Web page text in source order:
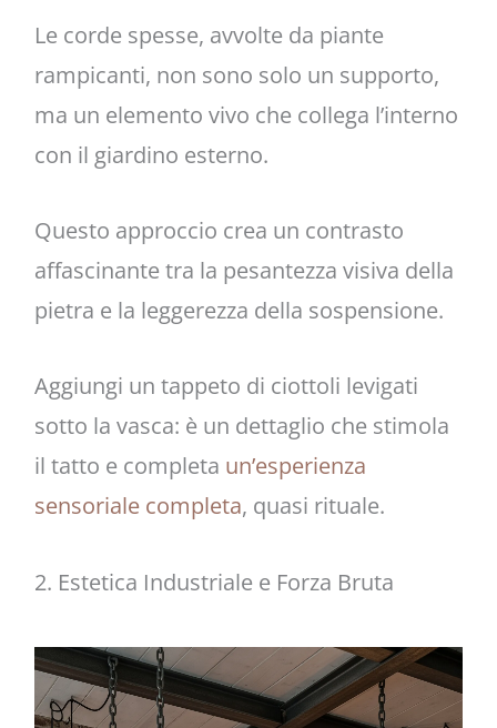
Le corde spesse, avvolte da piante
rampicanti, non sono solo un supporto,
ma un elemento vivo che collega l’interno
con il giardino esterno.
Questo approccio crea un contrasto
affascinante tra la pesantezza visiva della
pietra e la leggerezza della sospensione.
Aggiungi un tappeto di ciottoli levigati
sotto la vasca: è un dettaglio che stimola
il tatto e completa un’esperienza
sensoriale completa, quasi rituale.
2. Estetica Industriale e Forza Bruta